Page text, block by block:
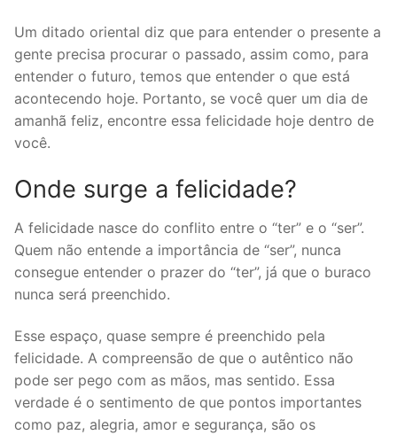
Um ditado oriental diz que para entender o presente a
gente precisa procurar o passado, assim como, para
entender o futuro, temos que entender o que está
acontecendo hoje. Portanto, se você quer um dia de
amanhã feliz, encontre essa felicidade hoje dentro de
você.
Onde surge a felicidade?
A felicidade nasce do conflito entre o “ter” e o “ser”.
Quem não entende a importância de “ser”, nunca
consegue entender o prazer do “ter”, já que o buraco
nunca será preenchido.
Esse espaço, quase sempre é preenchido pela
felicidade. A compreensão de que o autêntico não
pode ser pego com as mãos, mas sentido. Essa
verdade é o sentimento de que pontos importantes
como paz, alegria, amor e segurança, são os